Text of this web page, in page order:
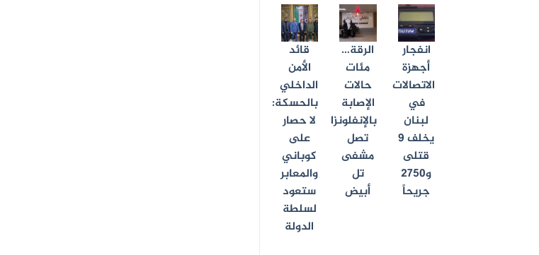
انفجار
أجهزة
الاتصالات
في
لبنان
يخلف 9
قتلى
و2750
جريحاً
الرقة…
مئات
حالات
الإصابة
بالإنفلونزا
تصل
مشفى
تل
أبيض
قائد
الأمن
الداخلي
بالحسكة:
لا حصار
على
كوباني
والمعابر
ستعود
لسلطة
الدولة